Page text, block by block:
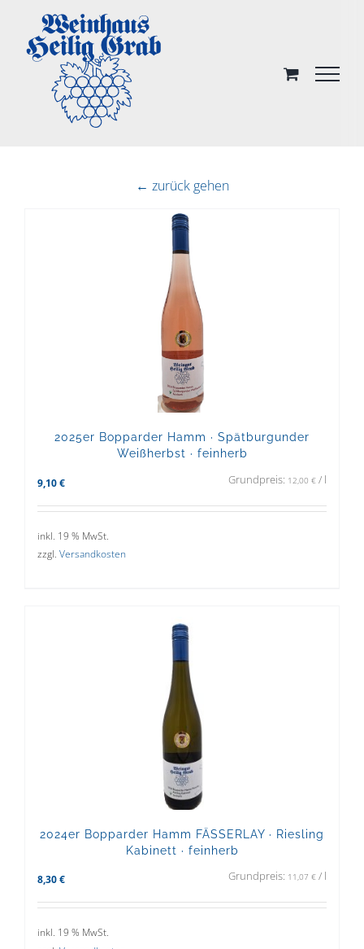
content
← zurück gehen
2025er Bopparder Hamm · Spätburgunder
Weißherbst · feinherb
9,10 € Grundpreis: 12,00 € / l
inkl. 19 % MwSt.
zzgl. Versandkosten
2024er Bopparder Hamm FÄSSERLAY · Riesling
Kabinett · feinherb
8,30 € Grundpreis: 11,07 € / l
inkl. 19 % MwSt.